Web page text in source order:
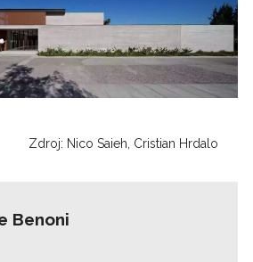
Zdroj: Nico Saieh, Cristian Hrdalo
Benoni